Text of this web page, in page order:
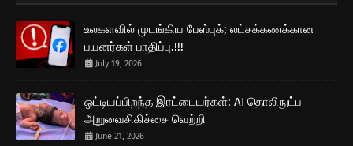
உலகளவில் முடங்கிய பேஸ்புக்; லட்சக்கணக்கான
பயனர்கள் பாதிப்பு.!!!
July 19, 2026
ஒட்டியப்பிறந்த இரட்டையர்கள்: AI தொலிநுட்ப
அறுவைசிகிச்சை வெற்றி
June 21, 2026